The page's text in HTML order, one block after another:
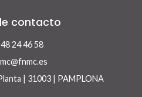
contacto
24 46 58
| 31003 | PAMPLONA